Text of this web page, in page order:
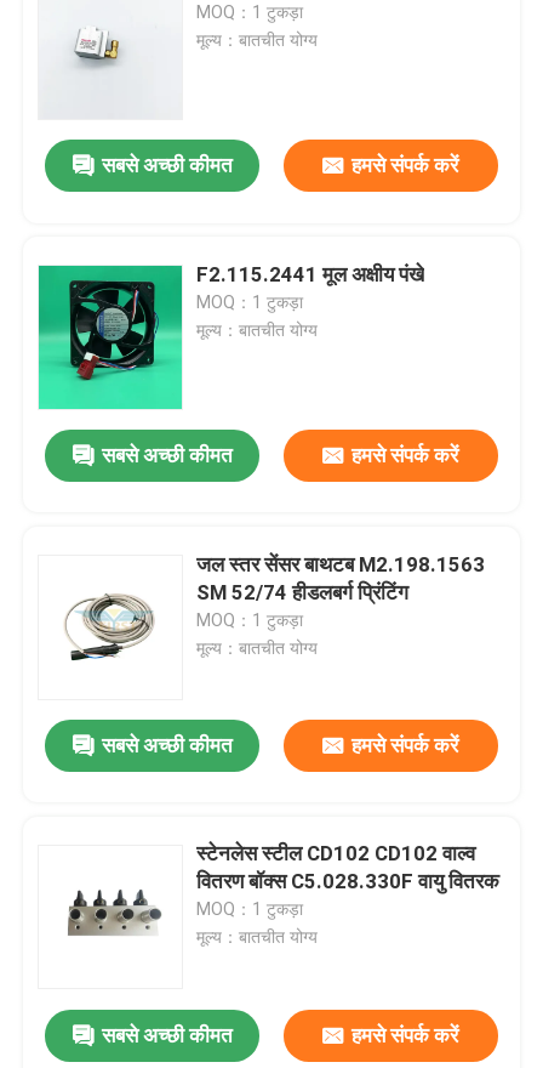
MOQ：1 टुकड़ा
मूल्य：बातचीत योग्य
सबसे अच्छी कीमत हमसे संपर्क करें
F2.115.2441 मूल अक्षीय पंखे
MOQ：1 टुकड़ा
मूल्य：बातचीत योग्य
सबसे अच्छी कीमत हमसे संपर्क करें
जल स्तर सेंसर बाथटब M2.198.1563
SM 52/74 हीडलबर्ग प्रिंटिंग
MOQ：1 टुकड़ा
मूल्य：बातचीत योग्य
सबसे अच्छी कीमत हमसे संपर्क करें
स्टेनलेस स्टील CD102 CD102 वाल्व
वितरण बॉक्स C5.028.330F वायु वितरक
MOQ：1 टुकड़ा
मूल्य：बातचीत योग्य
सबसे अच्छी कीमत हमसे संपर्क करें